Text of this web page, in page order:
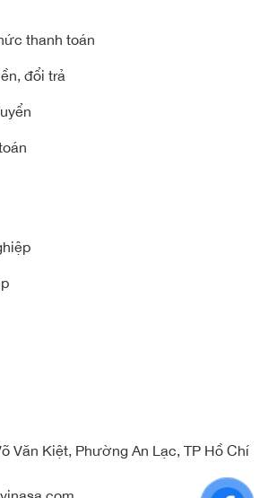
thanh toán
đổi trả
Văn Kiệt, Phường An Lạc, TP Hồ Chí